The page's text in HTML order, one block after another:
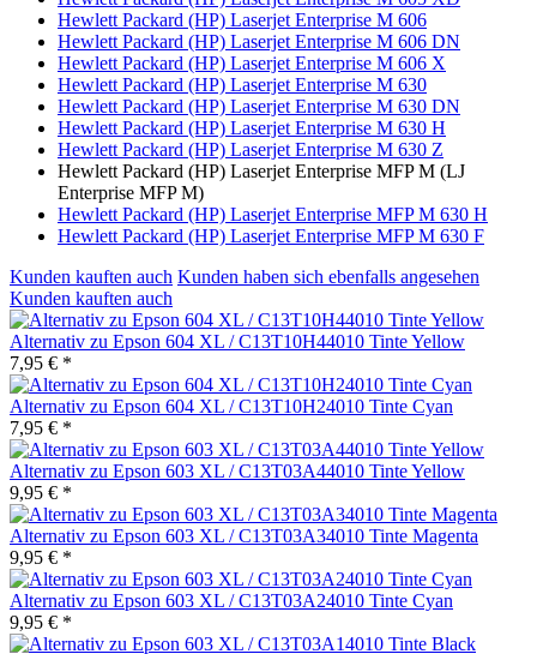
Hewlett Packard (HP) Laserjet Enterprise M 606
Hewlett Packard (HP) Laserjet Enterprise M 606 DN
Hewlett Packard (HP) Laserjet Enterprise M 606 X
Hewlett Packard (HP) Laserjet Enterprise M 630
Hewlett Packard (HP) Laserjet Enterprise M 630 DN
Hewlett Packard (HP) Laserjet Enterprise M 630 H
Hewlett Packard (HP) Laserjet Enterprise M 630 Z
Hewlett Packard (HP) Laserjet Enterprise MFP M (LJ
Enterprise MFP M)
Hewlett Packard (HP) Laserjet Enterprise MFP M 630 H
Hewlett Packard (HP) Laserjet Enterprise MFP M 630 F
Kunden kauften auch Kunden haben sich ebenfalls angesehen
Kunden kauften auch
Alternativ zu Epson 604 XL / C13T10H44010 Tinte Yellow
7,95 € *
Alternativ zu Epson 604 XL / C13T10H24010 Tinte Cyan
7,95 € *
Alternativ zu Epson 603 XL / C13T03A44010 Tinte Yellow
9,95 € *
Alternativ zu Epson 603 XL / C13T03A34010 Tinte Magenta
9,95 € *
Alternativ zu Epson 603 XL / C13T03A24010 Tinte Cyan
9,95 € *